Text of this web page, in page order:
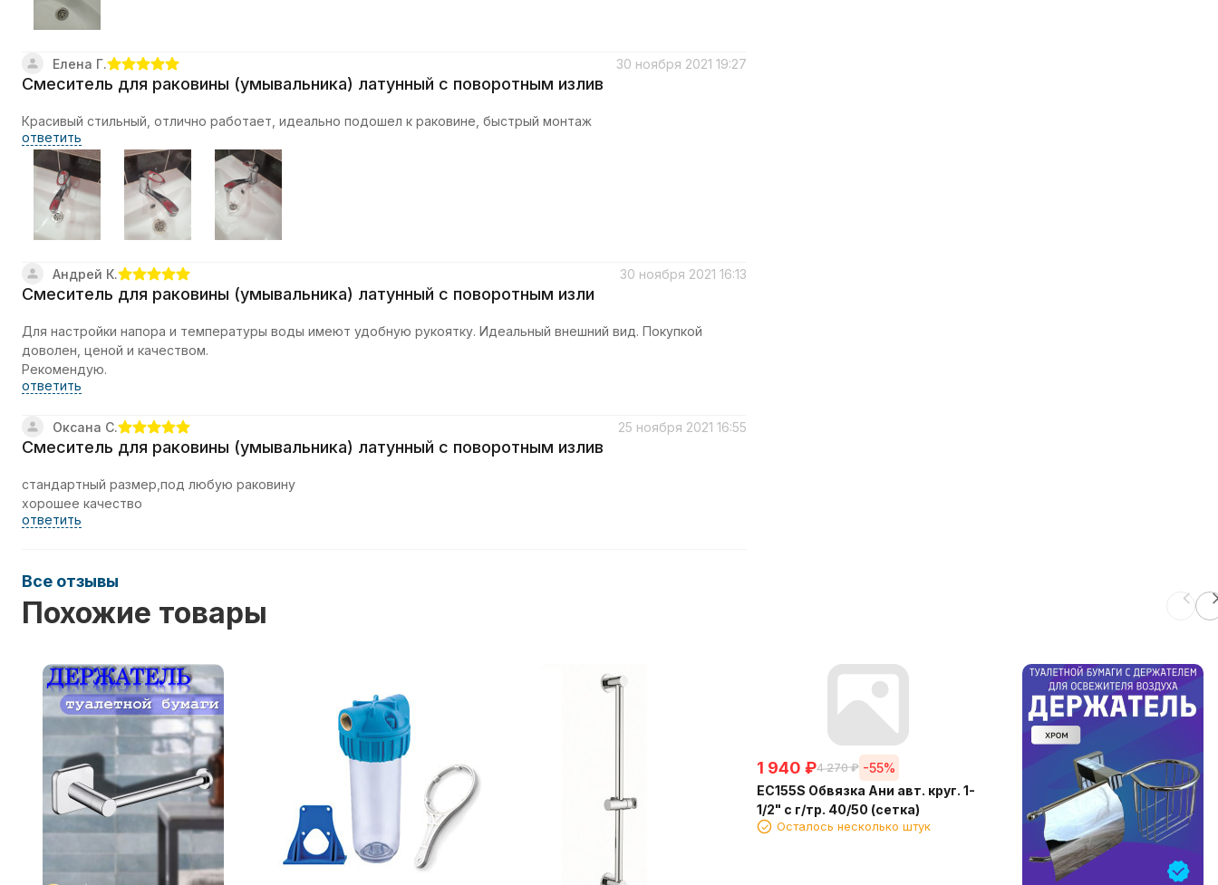
Елена Г. 30 ноября 2021 19:27
Смеситель для раковины (умывальника) латунный с поворотным излив
Красивый стильный, отлично работает, идеально подошел к раковине, быстрый монтаж
ответить
Андрей К. 30 ноября 2021 16:13
Смеситель для раковины (умывальника) латунный с поворотным изли
Для настройки напора и температуры воды имеют удобную рукоятку. Идеальный внешний вид. Покупкой
доволен, ценой и качеством.
Рекомендую.
ответить
Оксана С. 25 ноября 2021 16:55
Смеситель для раковины (умывальника) латунный с поворотным излив
стандартный размер,под любую раковину
хорошее качество
ответить
Все отзывы
Похожие товары
1 940 ₽4 270 ₽ -55%
ЕС155S Обвязка Ани авт. круг. 1-
1/2" с г/тр. 40/50 (сетка)
Осталось несколько штук